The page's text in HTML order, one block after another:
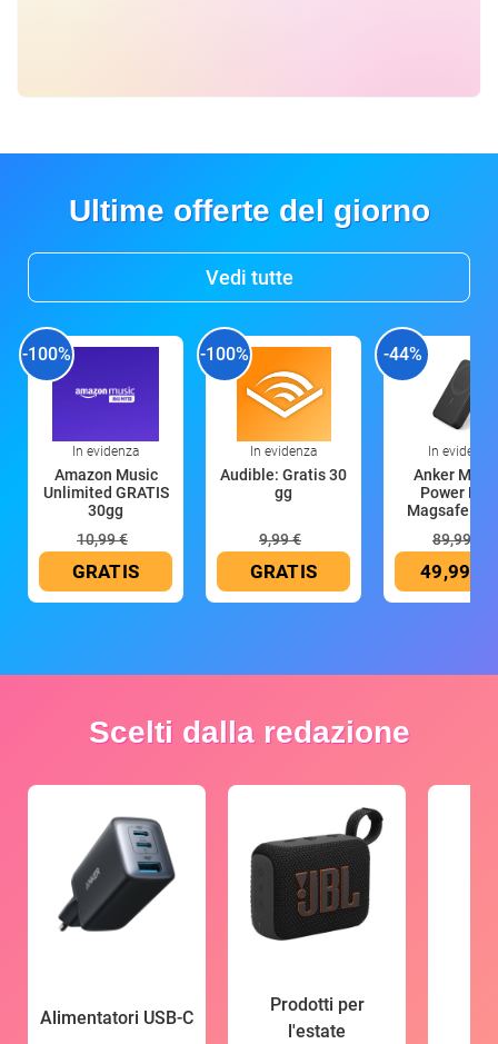
Ultime offerte del giorno
Vedi tutte
-100%
In evidenza
Amazon Music
Unlimited GRATIS
30gg
10,99 €
GRATIS
-100%
In evidenza
Audible: Gratis 30
gg
9,99 €
GRATIS
-44%
In evidenza
Anker
Power
Magsafe
89,99 €
49,99 €
Scelti dalla redazione
Alimentatori USB-C
Prodotti per
l'estate